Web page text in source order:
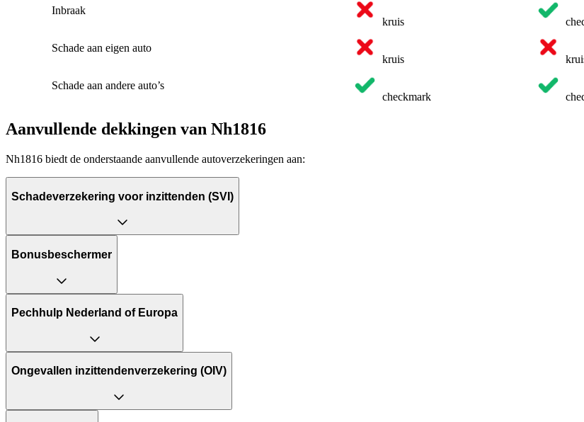
Inbraak
kruis
Schade aan eigen auto
kruis
Schade aan andere auto’s
checkmark
Aanvullende dekkingen van Nh1816
Nh1816 biedt de onderstaande aanvullende autoverzekeringen aan:
Schadeverzekering voor inzittenden (SVI)
Bonusbeschermer
Pechhulp Nederland of Europa
Ongevallen inzittendenverzekering (OIV)